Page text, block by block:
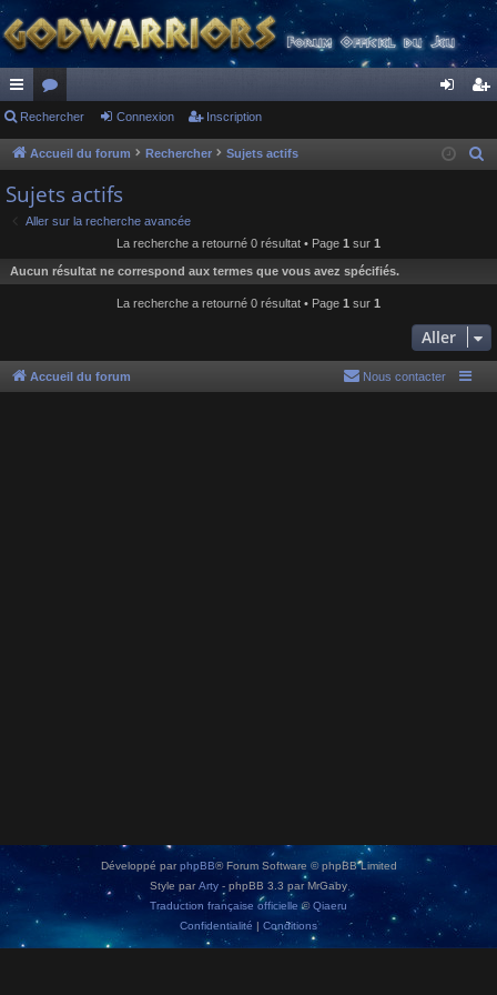
ac
co
ur
ci
or
u
s
ne cri
Rechercher Connexion Inscription
Accueil du forum Rechercher Sujets actifs
h
e
Sujets actifs
Aller sur la recherche avancée
La recherche a retourné 0 résultat • Page 1 sur 1
Aucun résultat ne correspond aux termes que vous avez spécifiés.
La recherche a retourné 0 résultat • Page 1 sur 1
Aller
Accueil du forum Nous contacter
Développé par phpBB® Forum Software © phpBB Limited
Style parArty - phpBB 3.3 par MrGaby
Traduction française officielle ©Qiaeru
Confidentialité | Conditions